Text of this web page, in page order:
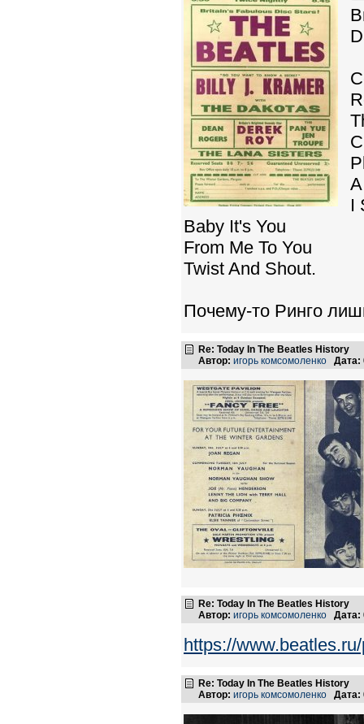
I
Baby It's You
From Me To You
Twist And Shout.
Почему-то Ринго
Re: Today In The Beatles History
Автор: игорь комсомоленко Дата:
Re: Today In The Beatles History
Автор: игорь комсомоленко Дата:
https://
Re: Today In The Beatles History
Автор: игорь комсомоленко Дата: